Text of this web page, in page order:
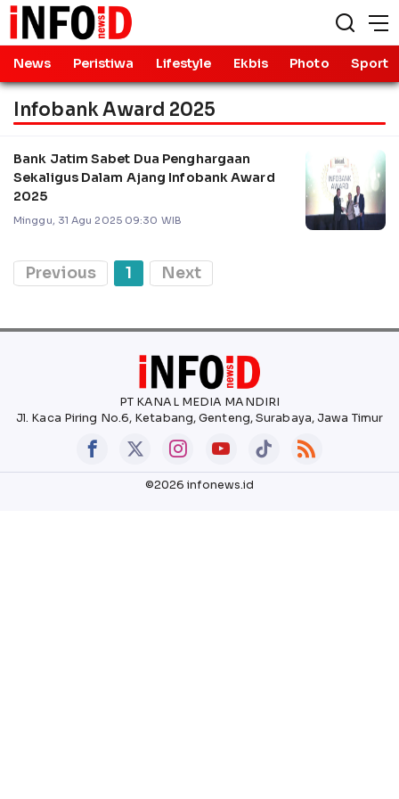
News Peristiwa Lifestyle Ekbis Photo Sport
Infobank Award 2025
Bank Jatim Sabet Dua Penghargaan
Sekaligus Dalam Ajang Infobank Award
2025
Minggu, 31 Agu 2025 09:30 WIB
Previous 1 Next
PT KANAL MEDIA MANDIRI
Jl. Kaca Piring No.6, Ketabang, Genteng, Surabaya, Jawa Timur
©2026 infonews.id